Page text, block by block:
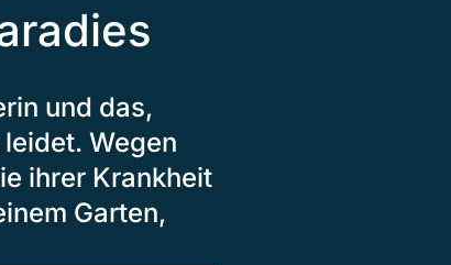
und das,
Wegen
ihrer Krankheit
Garten,